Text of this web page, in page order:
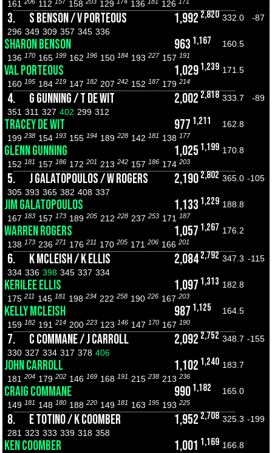
161 112 158 129 136 126
3. S BENSON / V PORTEOUS 1,992 2,820 332.0
-87
296 349 309 357 345 336
SHARON BENSON 963 1,167
160.5
136 170 165 199 162 196 150 184 193 227 157 191
VAL PORTEOUS 1,029 1,239 171.5
160 195 184 219 147 182 207 242 152 187 179 214
4. G GUNNING / T DE WIT 2,002 2,818 333.7
-89
351 311 327 402 299 312
TRACEY DE WIT 977 1,211
162.8
199 238 154 193 155 194 189 228 142 181 138 177
GLENN GUNNING 1,025 1,199 170.8
152 181 157 186 172 201 213 242 157 186 174 203
5. J GALATOPOULOS / W ROGERS 2,1902,802 365.0 -105
305 393 365 382 408 337
JIM GALATOPOULOS 1,133 1,229 188.8
167 183 157 173 189 205 212 228 237 253 171 187
WARREN ROGERS 1,057 1,267 176.2
138 173 236 271 176 211 170 205 171 206 166 201
6. K MCLEISH / K ELLIS 2,0842,792 347.3 -115
334 336 398 345 337 334
KERILEE ELLIS 1,097 1,313 182.8
175 211 145 181 198 234 222 258 190 226 167 203
KELLY MCLEISH 987 1,125
164.5
159 182 191 214 200 223 123 146 147 170 167 190
7. C COMMANE / J CARROLL 2,092 2,752 348.7 -155
330 327 334 317 378 406
JOHN CARROLL 1,102 1,240 183.7
181 204 179 202 146 169 168 191 215 238 213 236
CRAIG COMMANE 990 1,182
165.0
149 181 148 180 188 220 149 181 163 195 193 225
8. E TOTINO / K COOMBER 1,952 2,708 325.3 -199
281 323 333 339 318 358
KEN COOMBER 1,001 1,169 166.8